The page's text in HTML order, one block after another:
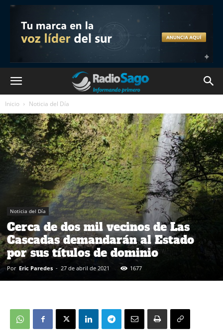
Inicio Noticia del Día
Noticia del Día
Cerca de dos mil vecinos de Las
Cascadas demandarán al Estado
por sus títulos de dominio
Por Eric Paredes - 27 de abril de 2021 1677